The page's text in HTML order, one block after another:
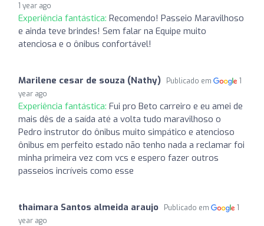
1 year ago
Experiência fantástica: Recomendo! Passeio Maravilhoso
e ainda teve brindes! Sem falar na Equipe muito
atenciosa e o ônibus confortável!
Marilene cesar de souza (Nathy) Publicado em
1
year ago
Experiência fantástica: Fui pro Beto carreiro e eu amei de
mais dês de a saída até a volta tudo maravilhoso o
Pedro instrutor do ônibus muito simpático e atencioso
ônibus em perfeito estado não tenho nada a reclamar foi
minha primeira vez com vcs e espero fazer outros
passeios incríveis como esse
thaimara Santos almeida araujo Publicado em
1
year ago